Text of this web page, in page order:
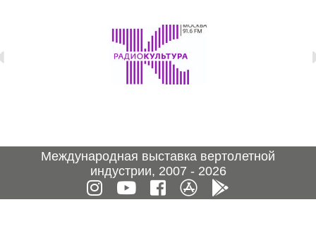
Международная выставка вертолетной
индустрии, 2007 - 2026